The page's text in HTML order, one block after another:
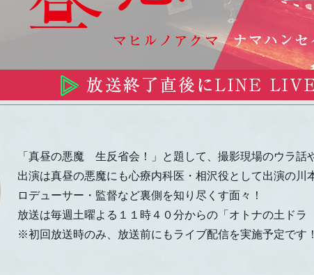
「真昼の悪魔 生反省会！」と題して、撮影現場のウラ話
出演は真昼の悪魔にも心療内科医・相沢役として出演の
ロデューサー・監督など裏側を知り尽くす面々！
放送は毎週土曜よる１１時４０分からの「オトナの土ド
※初回放送時のみ、放送前にもライブ配信を実施予定です！